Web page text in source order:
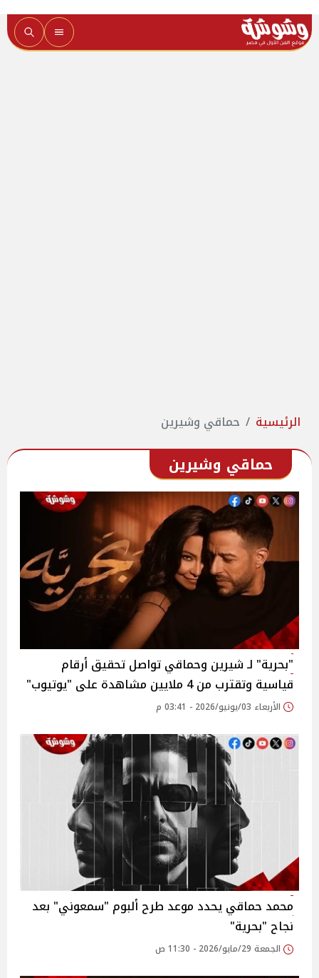
الرئيسية حماقي وشيرين
حماقي وشيرين
"بحرية" لـ شيرين وحماقي تواصل تحقيق أرقام
قياسية وتقترب من 4 ملايين مشاهدة على "يوتيوب"
الأربعاء 03/يونيو/2026 - 03:41 م
محمد حماقي يحدد موعد طرح ألبوم "سمعوني" بعد
نجاح "بحرية"
الجمعة 29/مايو/2026 - 11:30 ص